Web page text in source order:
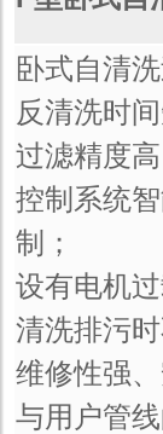
卧式自清
反清洗时
过滤精度
控制系统
制；
设有电机
清洗排污
维修性强
与用户管